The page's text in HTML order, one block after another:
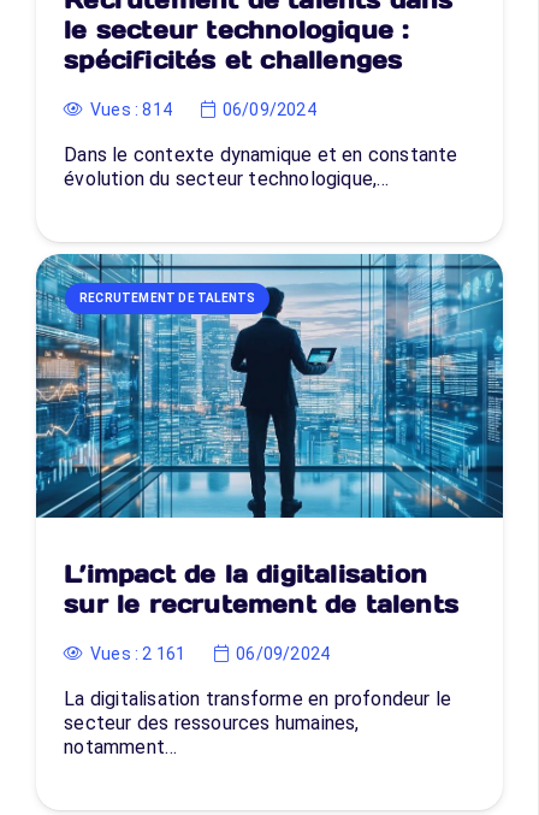
le secteur technologique :
spécificités et challenges
Vues :814 06/09/2024
Dans le contexte dynamique et en constante
évolution du secteur technologique,…
RECRUTEMENT DE TALENTS
L’impact de la digitalisation
sur le recrutement de talents
Vues : 2 161 06/09/2024
La digitalisation transforme en profondeur le
secteur des ressources humaines,
notamment…